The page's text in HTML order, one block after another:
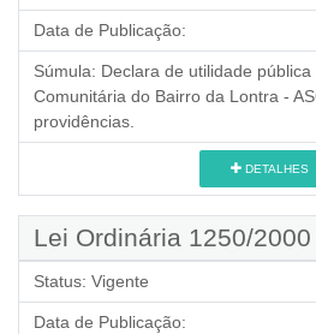
Data de Publicação:
Súmula: Declara de utilidade pública
Comunitária do Bairro da Lontra -
providências.
DETALHES
Lei Ordinária 1250/2000
Status: Vigente
Data de Publicação: